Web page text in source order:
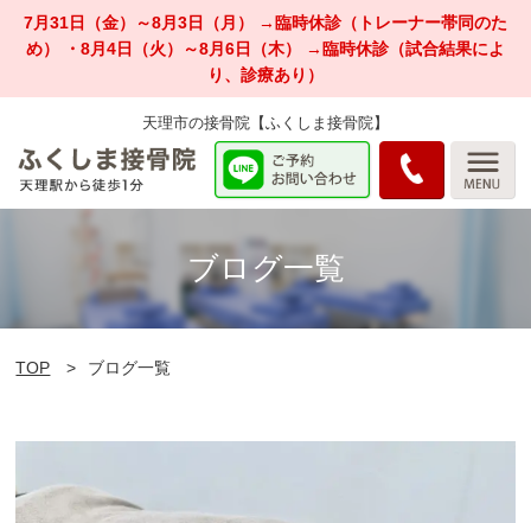
7月31日（金）～8月3日（月） →臨時休診（トレーナー帯同のた
め） ・8月4日（火）～8月6日（木） →臨時休診（試合結果によ
り、診療あり）
天理市の接骨院【ふくしま接骨院】
ブログ一覧
TOP ブログ一覧